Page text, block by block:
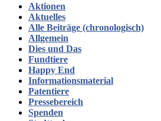
Aktionen
Aktuelles
Alle Beiträge (chronologisch)
Allgemein
Dies und Das
Fundtiere
Happy End
Informationsmaterial
Patentiere
Pressebereich
Spenden